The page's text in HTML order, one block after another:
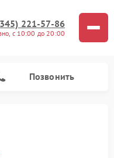
221-57-86
с 10:00 до 20:00
Позвонить